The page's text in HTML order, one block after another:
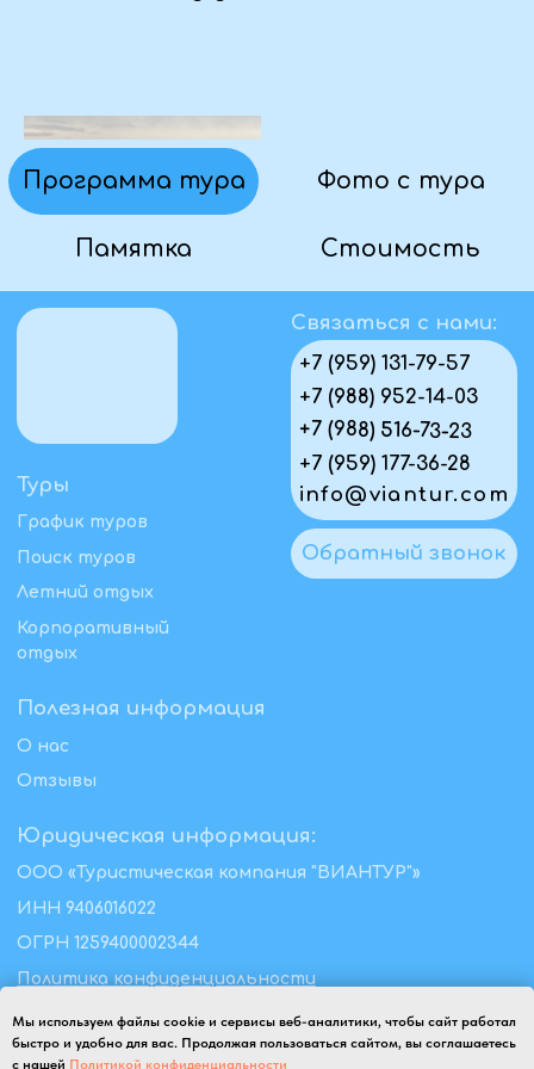
Мы используем файлы cookie и сервисы веб-аналитики, чтобы сайт работал
быстро и удобно для вас. Продолжая пользоваться сайтом, вы соглашаетесь
с нашей Политикой конфиденциальности